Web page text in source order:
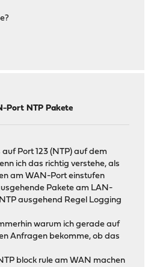
Port NTP Pakete
Port 123 (NTP) auf dem
ich das richtig verstehe, als
am WAN-Port einstufen
Pakete am LAN-
ausgehend Regel Logging
warum ich gerade auf
Anfragen bekomme, ob das
block rule am WAN machen